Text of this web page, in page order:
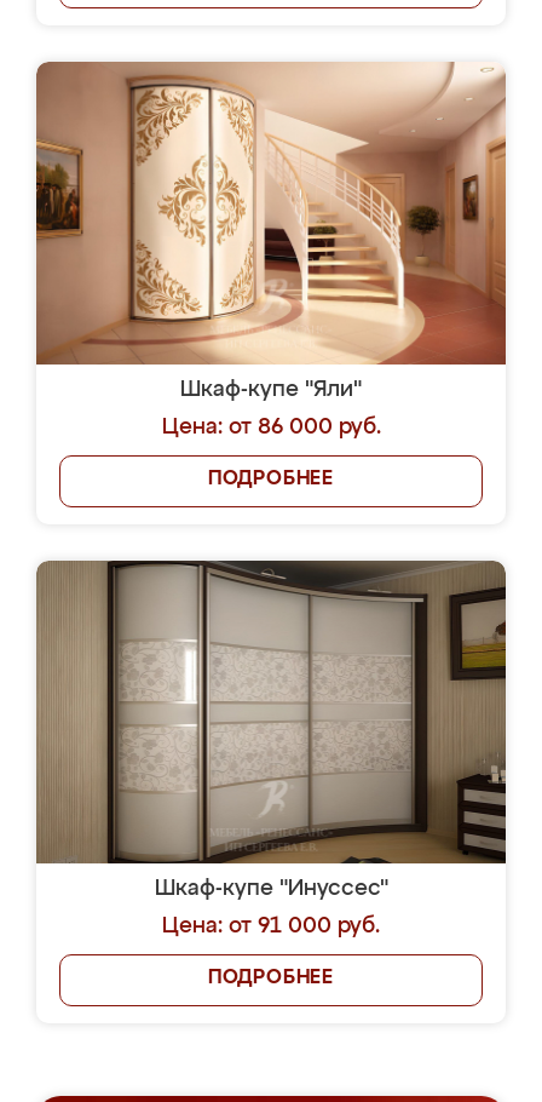
Шкаф-купе "Яли"
Цена: от 86 000 руб.
ПОДРОБНЕЕ
Шкаф-купе "Инуссес"
Цена: от 91 000 руб.
ПОДРОБНЕЕ